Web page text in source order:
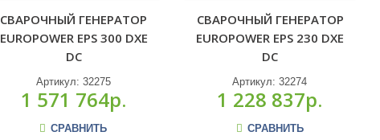
СВАРОЧНЫЙ ГЕНЕРАТОР
EUROPOWER EPS 300 DXE
DC
Артикул: 32275
1 571 764р.
СРАВНИТЬ
СВАРОЧНЫЙ ГЕНЕРАТОР
EUROPOWER EPS 230 DXE
DC
Артикул:32274
1 228 837р.
СРАВНИТЬ